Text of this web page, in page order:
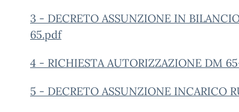
3 - DECRETO ASSUNZIONE IN
65.pdf
4 - RICHIESTA AUTORIZZAZIONE DM
5 - DECRETO ASSUNZIONE INCARICO